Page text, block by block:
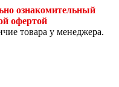
ознакомительный
офертой
товара у менеджера.